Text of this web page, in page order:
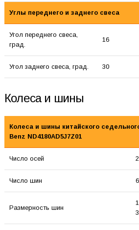
Углы переднего и заднего свеса
Угол переднего свеса,
град.
16
Угол заднего свеса, град. 30
Колеса и шины
Колеса и шины китайского
Benz ND4180AD5J7Z01
Число осей 2
Число шин 6
Размерность шин